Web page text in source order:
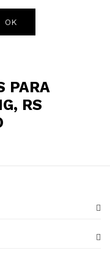
OK
PARA
RS